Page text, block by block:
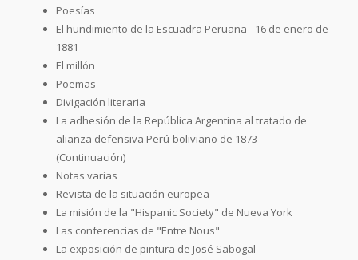
Poesías
El hundimiento de la Escuadra Peruana - 16 de enero de
1881
El millón
Poemas
Divigación literaria
La adhesión de la República Argentina al tratado de
alianza defensiva Perú-boliviano de 1873 -
(Continuación)
Notas varias
Revista de la situación europea
La misión de la "Hispanic Society" de Nueva York
Las conferencias de "Entre Nous"
La exposición de pintura de José Sabogal